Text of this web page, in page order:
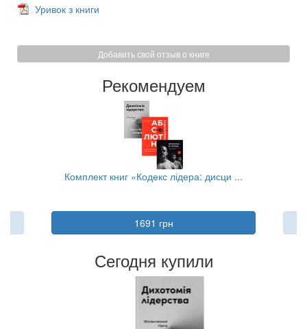
Уривок з книги
Добавить свой отзыв о книге
Рекомендуем
Комплект книг «Кодекс лідера: дисци ...
1691 грн
Сегодня купили